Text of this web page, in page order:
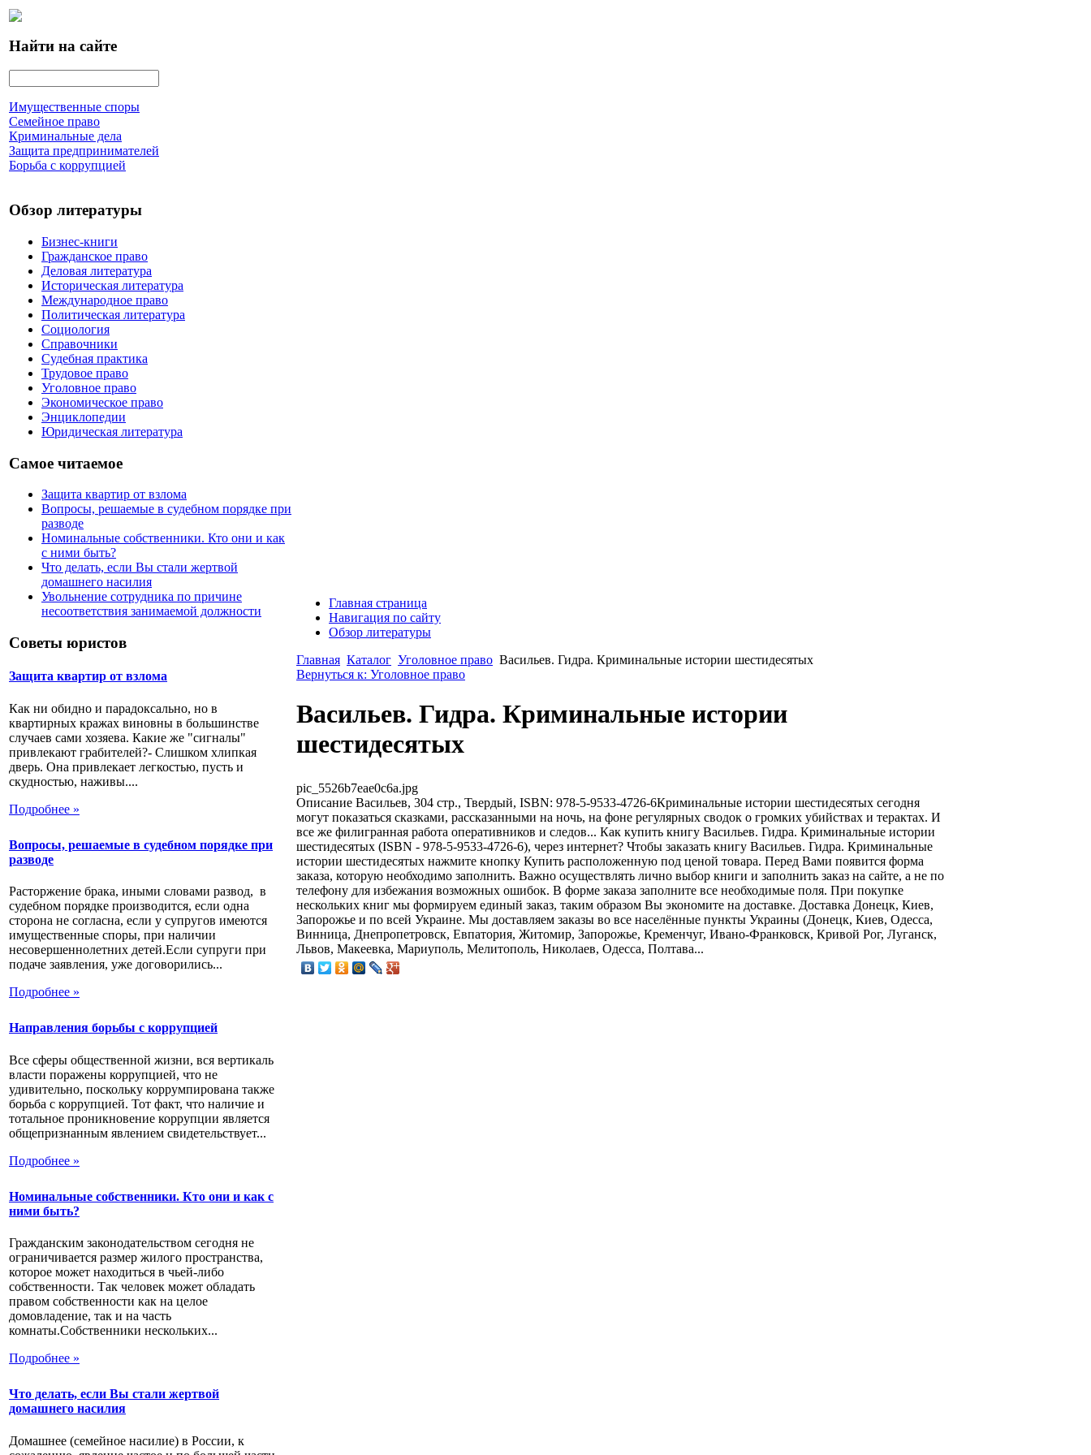
Найти на сайте
Имущественные споры
Семейное право
Криминальные дела
Защита предпринимателей
Борьба с коррупцией
Обзор литературы
Бизнес-книги
Гражданское право
Деловая литература
Историческая литература
Международное право
Политическая литература
Социология
Справочники
Судебная практика
Трудовое право
Уголовное право
Экономическое право
Энциклопедии
Юридическая литература
Самое читаемое
Защита квартир от взлома
Вопросы, решаемые в судебном порядке при
разводе
Номинальные собственники. Кто они и как
с ними быть?
Что делать, если Вы стали жертвой
домашнего насилия
Увольнение сотрудника по причине
несоответствия занимаемой должности
Советы юристов
Защита квартир от взлома
Как ни обидно и парадоксально, но в
квартирных кражах виновны в большинстве
случаев сами хозяева. Какие же "сигналы"
привлекают грабителей?- Слишком хлипкая
дверь. Она привлекает легкостью, пусть и
скудностью, наживы....
Подробнее »
Вопросы, решаемые в судебном порядке при
разводе
Расторжение брака, иными словами развод, в
судебном порядке производится, если одна
сторона не согласна, если у супругов имеются
имущественные споры, при наличии
несовершеннолетних детей.Если супруги при
подаче заявления, уже договорились...
Подробнее »
Направления борьбы с коррупцией
Все сферы общественной жизни, вся вертикаль
власти поражены коррупцией, что не
удивительно, поскольку коррумпирована также
борьба с коррупцией. Тот факт, что наличие и
тотальное проникновение коррупции является
общепризнанным явлением свидетельствует...
Подробнее »
Номинальные собственники. Кто они и как с
ними быть?
Гражданским законодательством сегодня не
ограничивается размер жилого пространства,
которое может находиться в чьей-либо
собственности. Так человек может обладать
правом собственности как на целое
домовладение, так и на часть
комнаты.Собственники нескольких...
Подробнее »
Что делать, если Вы стали жертвой
домашнего насилия
Домашнее (семейное насилие) в России, к
Главная страница
Навигация по сайту
Обзор литературы
Главная Каталог Уголовное право Васильев. Гидра. Криминальные истории шестидесятых
Вернуться к: Уголовное право
Васильев. Гидра. Криминальные истории
шестидесятых
pic_5526b7eae0c6a.jpg
Описание Васильев, 304 стр., Твердый, ISBN: 978-5-9533-4726-6Криминальные истории шестидесятых сегодня
могут показаться сказками, рассказанными на ночь, на фоне регулярных сводок о громких убийствах и терактах. И
все же филигранная работа оперативников и следов... Как купить книгу Васильев. Гидра. Криминальные истории
шестидесятых (ISBN - 978-5-9533-4726-6), через интернет? Чтобы заказать книгу Васильев. Гидра. Криминальные
истории шестидесятых нажмите кнопку Купить расположенную под ценой товара. Перед Вами появится форма
заказа, которую необходимо заполнить. Важно осуществлять лично выбор книги и заполнить заказ на сайте, а не по
телефону для избежания возможных ошибок. В форме заказа заполните все необходимые поля. При покупке
нескольких книг мы формируем единый заказ, таким образом Вы экономите на доставке. Доставка Донецк, Киев,
Запорожье и по всей Украине. Мы доставляем заказы во все населённые пункты Украины (Донецк, Киев, Одесса,
Винница, Днепропетровск, Евпатория, Житомир, Запорожье, Кременчуг, Ивано-Франковск, Кривой Рог, Луганск,
Львов, Макеевка, Мариуполь, Мелитополь, Николаев, Одесса, Полтава...